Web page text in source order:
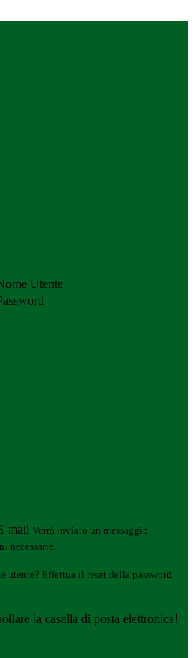
Utente
mail Verrà inviato un messaggio
necessarie.
utente? Effettua il reset della password
la casella di posta elettronica!